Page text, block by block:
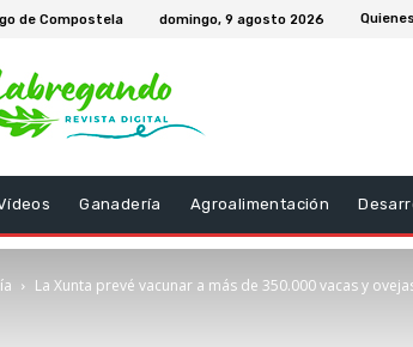
de Compostela domingo, 9 agosto 2026
Ganadería Agroalimentación
La Xunta prevé vacunar a más de 350.000 vacas y